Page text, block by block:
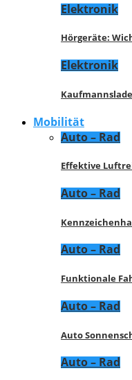
Elektronik
Hörgeräte:
Elektronik
Mobilität
Auto – Rad
Effektive
Auto – Rad
Auto – Rad
Funktionale
Auto – Rad
Auto
Auto – Rad